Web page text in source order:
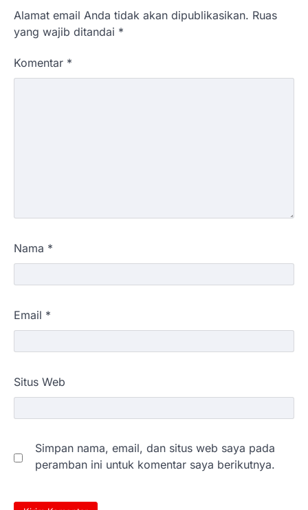
Alamat email Anda tidak akan dipublikasikan. Ruas
yang wajib ditandai *
Komentar *
Nama *
Email *
Situs Web
Simpan nama, email, dan situs web saya pada
peramban ini untuk komentar saya berikutnya.